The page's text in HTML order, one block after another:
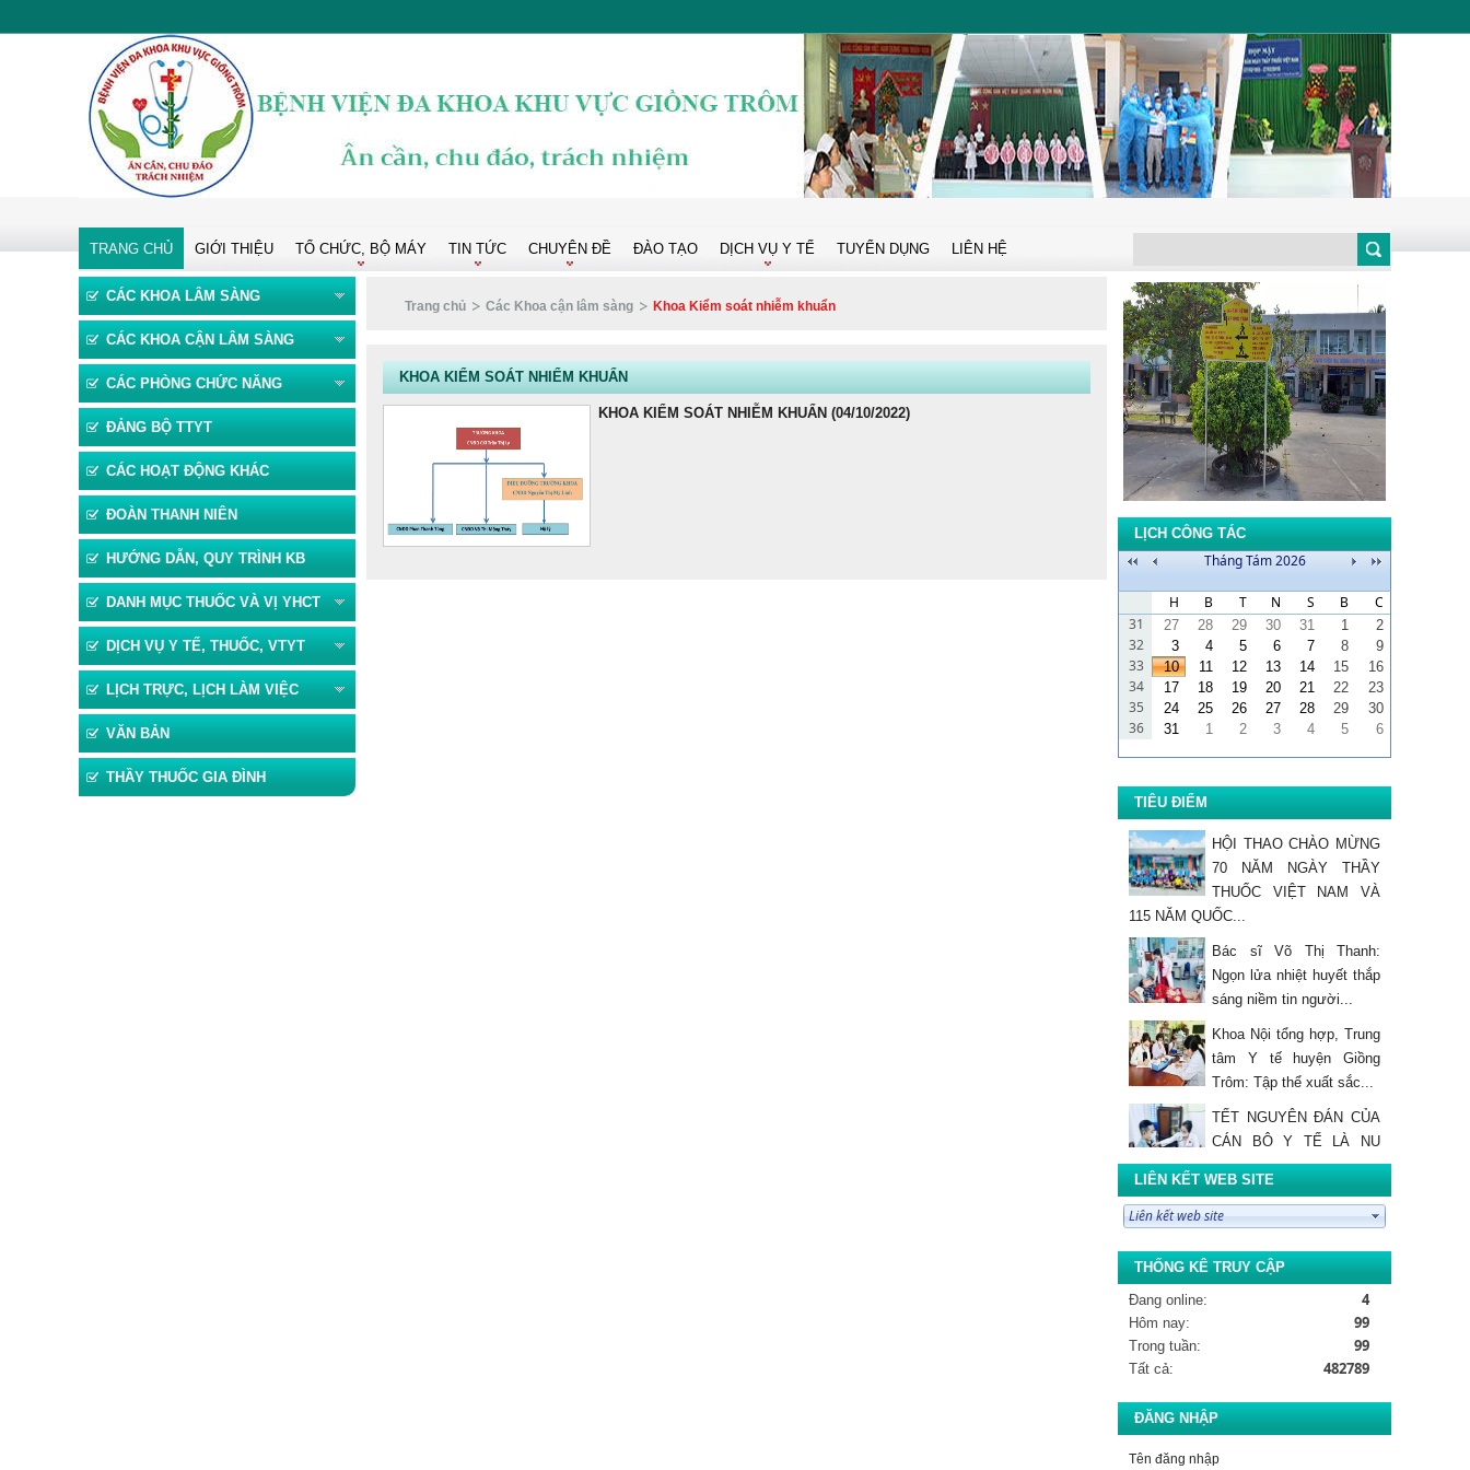
TRANG CHỦ GIỚI THIỆU TỔ CHỨC, BỘ MÁY TIN TỨC CHUYÊN ĐỀ ĐÀO TẠO DỊCH VỤ Y TẾ TUYỂN DỤNG LIÊN HỆ
CÁC KHOA LÂM SÀNG
CÁC KHOA CẬN LÂM SÀNG
CÁC PHÒNG CHỨC NĂNG
ĐẢNG BỘ TTYT
CÁC HOẠT ĐỘNG KHÁC
ĐOÀN THANH NIÊN
HƯỚNG DẪN, QUY TRÌNH KB
DANH MỤC THUỐC VÀ VỊ YHCT
DỊCH VỤ Y TẾ, THUỐC, VTYT
LỊCH TRỰC, LỊCH LÀM VIỆC
VĂN BẢN
THẦY THUỐC GIA ĐÌNH
Trang chủ Các Khoa cận lâm sàng Khoa Kiểm soát nhiễm khuẩn
KHOA KIỂM SOÁT NHIỂM KHUẨN
KHOA KIỂM SOÁT NHIỄM KHUẨN (04/10/2022)
LỊCH CÔNG TÁC
Tháng Tám 2026
> <<
H B T N S B
C
31
27 28 29 30 31 1 2
32 3 4 5 6 7 8 9
33 10 11 12 13 14 15 16
34 17 18 19 20 21 22 23
35 24 25 26 27 28 29 30
36 31 1 2 3 4 5 6
TIÊU ĐIỂM
BỆNH TỪ XA
HỘI NGHỊ TẬP HUẤN,
PHỔ BIẾN KIẾN THỨC
VỀ AN TOÀN THỰC
PHẨM ĐỐI VỚI...
Thông báo về việc mời
chào giá thực hiện gói
Trung tâm Y tế khu vực
Giồng Trôm tổ chức Tết
Trung thu cho con em...
Thẩm định hồ sơ bệnh án
điện tử tại trung tâm y tế
khu vực Giồng Trôm
THÔNG BÁO Về việc mời
chào giá sản phẩm xe đẩy
dụng cụ 2 tầng Inox để...
khám bệnh, chữa bệnh
đáp ứng yêu cầu là cơ
Yêu cầu cung cấp báo giá
thiết bị - vật tư y tế
Yêu cầu cung cấp báo giá
thiết bị - vật tư y tế
phẩm trong mùa hè
HỘI THAO CHÀO MỪNG
70 NĂM NGÀY THẦY
THUỐC VIỆT NAM VÀ
115 NĂM QUỐC...
Bác sĩ Võ Thị Thanh:
Ngọn lửa nhiệt huyết thắp
sáng niềm tin người...
Khoa Nội tổng hợp, Trung
tâm Y tế huyện Giồng
Trôm: Tập thể xuất sắc...
TẾT NGUYÊN ĐÁN CỦA
CÁN BỘ Y TẾ LÀ NỤ
CƯỜI CỦA BỆNH NHÂN
Thông báo giá Dịch Vụ Kỹ
Thuật
TRUNG TÂM Y TẾ
HUYỆN GIỒNG TRÔM
TỔ CHỨC TẬP HUẤN
PHÒNG CHÁY CHỮA CHÁY...
BỘ HỒI SỨC CẤP CỨU -
NGOẠI TỔNG HỢP -
CHĂM SÓC...
LIÊN KẾT WEB SITE
THỐNG KÊ TRUY CẬP
Đang online:
4
Hôm nay: 99
Trong tuần: 99
Tất cả: 482789
ĐĂNG NHẬP
Tên đăng nhập